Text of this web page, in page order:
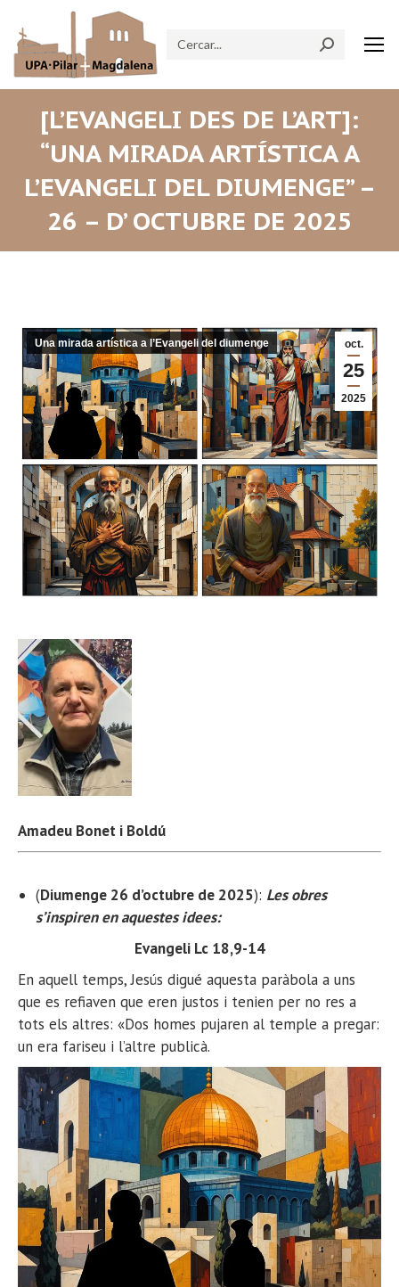
Search:
[L’EVANGELI DES DE L’ART]:
“UNA MIRADA ARTÍSTICA A
L’EVANGELI DEL DIUMENGE” –
26 – D’ OCTUBRE DE 2025
oct.
25
2025
Una mirada artística a l’Evangeli del diumenge
Amadeu Bonet i Boldú
(Diumenge 26 d’octubre de 2025): Les obres
s’inspiren en aquestes idees:
Evangeli Lc 18,9-14
En aquell temps, Jesús digué aquesta paràbola a uns
que es refiaven que eren justos i tenien per no res a
tots els altres: «Dos homes pujaren al temple a pregar:
un era fariseu i l’altre publicà.